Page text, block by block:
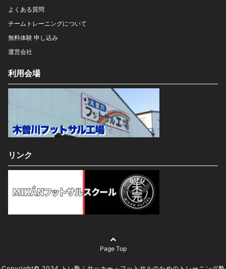
よくある質問
チームトレーニングについて
無料体験 申し込み
運営会社
利用会場
リンク
Page Top